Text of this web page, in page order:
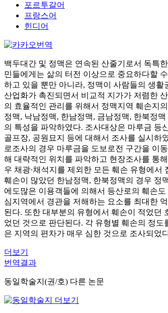
포르투갈어
프랑스어
힌디어
백두대간 및 정맥은 연속된 산줄기로서 독특
민들에게는 삶의 터전 이상으로 중요하다할
하고 있을 뿐만 아니라, 정맥이 사람들의 생
산업화가 촉진되면서 비교적 지가가 저렴한
의 효율적인 관리를 위해서 정맥지역 훼손지
정맥, 낙남정맥, 한남정맥, 금남정맥, 한북정
의 특성을 파악하였다. 조사대상은 마루금 등
골프장, 공원묘지 등에 대해서 조사를 실시하
로조사의 경우 마루금을 도보로전 구간을 이
해 대략적인 위치를 파악하고 현장조사를 통
우 채광·채석지를 제외한 모든 훼손 유형에
훼손이 많았던 한남정맥, 한북정맥의 경우 정
에도많은 이용객들에 의해서 등산로의 훼손
심지역에서 경관을 저해하는 요소를 최대한
된다. 또한 대부분의 유형에서 훼손이 적었던
었던 것으로 판단된다. 각 유형별 훼손의 정
은 지역의 편차가 매우 심한 것으로 조사되었
더보기
번역결과
동일학술지(권/호) 다른 논문